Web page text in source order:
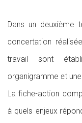
Dans un deuxième
concertation
travail sont
organigramme et
La fiche-action
à quels enjeux